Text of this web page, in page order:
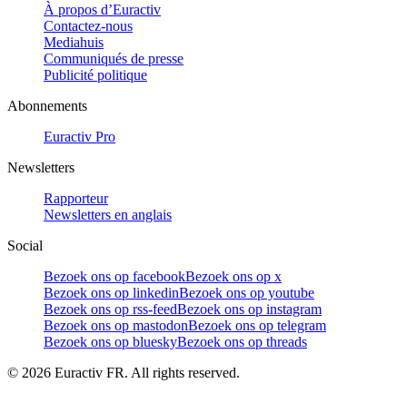
À propos d’Euractiv
Contactez-nous
Mediahuis
Communiqués de presse
Publicité politique
Abonnements
Euractiv Pro
Newsletters
Rapporteur
Newsletters en anglais
Social
Bezoek ons op facebookBezoek ons op x
Bezoek ons op linkedinBezoek ons op youtube
Bezoek ons op rss-feedBezoek ons op instagram
Bezoek ons op mastodonBezoek ons op telegram
Bezoek ons op blueskyBezoek ons op threads
© 2026 Euractiv FR. All rights reserved.